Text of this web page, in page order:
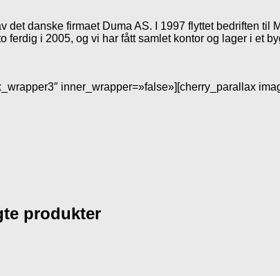
danske firmaet Duma AS. I 1997 flyttet bedriften til
i 2005, og vi har fått samlet kontor og lager i et
inner_wrapper=»false»][cherry_parallax
produkter